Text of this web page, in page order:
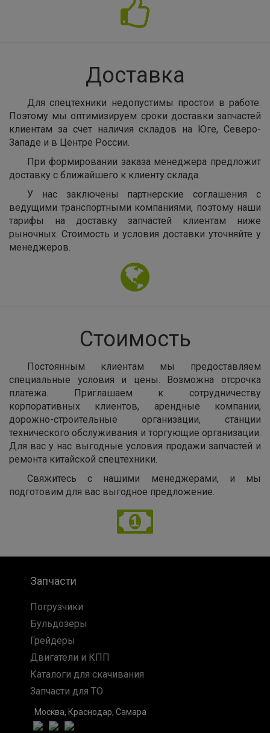
Доставка
Для спецтехники недопустимы простои в работе.
Поэтому мы оптимизируем сроки доставки запчастей
клиентам за счет наличия складов на Юге, Северо-
Западе и в Центре России.
При формировании заказа менеджера предложит
доставку с ближайшего к клиенту склада.
У нас заключены партнерские соглашения с
ведущими транспортными компаниями, поэтому наши
тарифы на доставку запчастей клиентам ниже
рыночных. Стоимость и условия доставки уточняйте у
менеджеров.
Стоимость
Постоянным клиентам мы предоставляем
специальные условия и цены. Возможна отсрочка
платежа. Приглашаем к сотрудничеству
корпоративных клиентов, арендные компании,
дорожно-строительные организации, станции
технического обслуживания и торгующие организации.
Для вас у нас выгодные условия продажи запчастей и
ремонта китайской спецтехники.
Свяжитесь с нашими менеджерами, и мы
подготовим для вас выгодное предложение.
Запчасти
Погрузчики
Бульдозеры
Грейдеры
Двигатели и КПП
Каталоги для скачивания
Запчасти для ТО
Москва, Краснодар, Самара